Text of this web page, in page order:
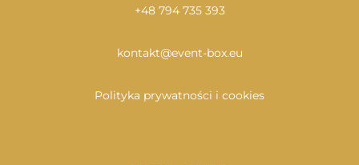
+48 794 735 393
kontakt@event-box.eu
Polityka prywatności i cookies